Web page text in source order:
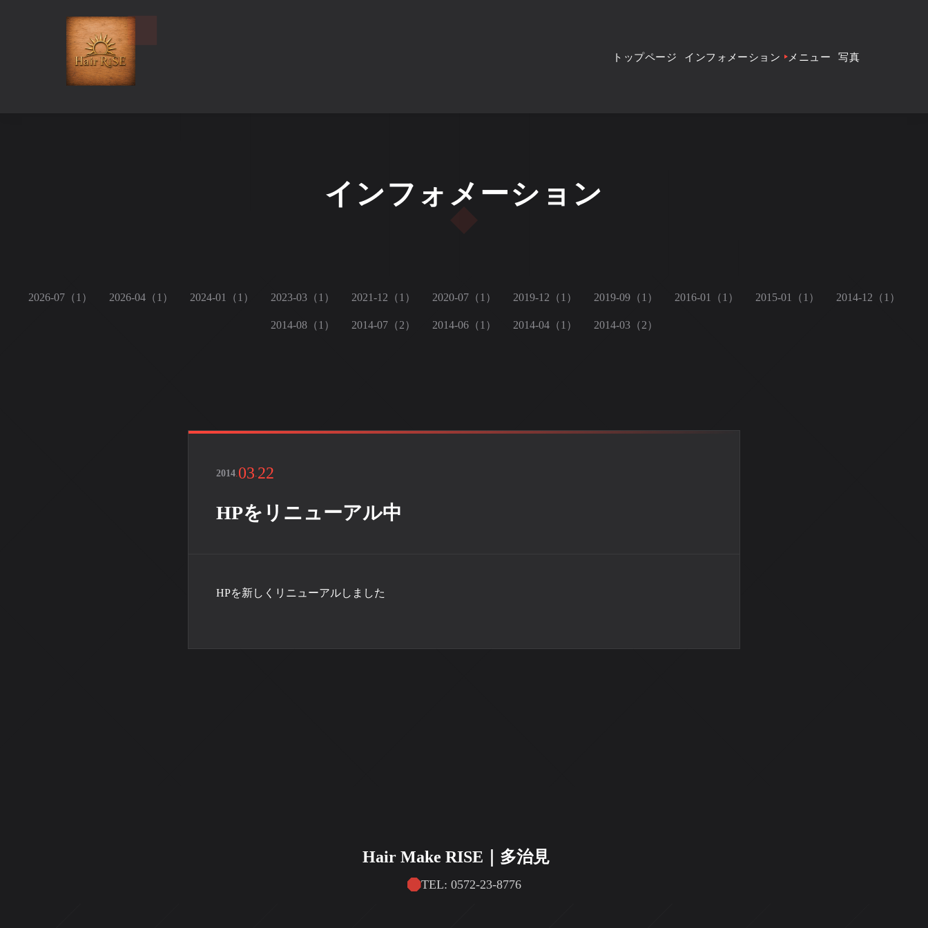
トップページ インフォメーション メニュー 写真
インフォメーション
2026-07（1） 2026-04（1） 2024-01（1） 2023-03（1） 2021-12（1） 2020-07（1） 2019-12（1） 2019-09（1） 2016-01（1） 2015-01（1） 2014-12（1）
2014-08（1） 2014-07（2） 2014-06（1） 2014-04（1） 2014-03（2）
2014.03.22
HPをリニューアル中
HPを新しくリニューアルしました
Hair Make RISE｜多治見
TEL: 0572-23-8776